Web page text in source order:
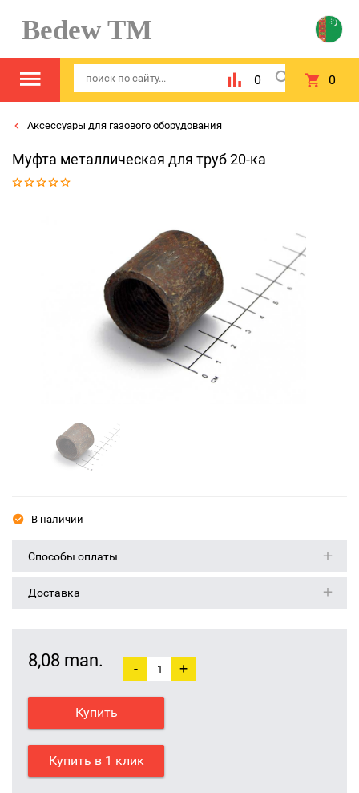
Bedew TM
0 0
Аксессуары для газового оборудования
Муфта металлическая для труб 20-ка
В наличии
Способы оплаты
Доставка
8,08 man. - +
Купить
Купить в 1 клик